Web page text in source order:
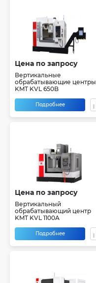
Цена по запросу
Вертикальные
обрабатывающие центры
KMT KVL 650B
Подробнее
Цена по запросу
Вертикальный
обрабатывающий центр
KMT KVL 1100A
Подробнее